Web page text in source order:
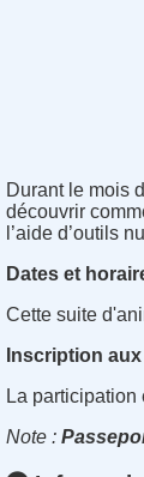
Durant le mois
découvrir
l’aide d’outils
Dates et
Cette suite
Inscription
La participation
Note :